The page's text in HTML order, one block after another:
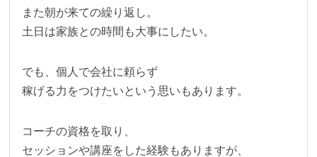
また朝が来ての繰り返し。
土日は家族との時間も大事にしたい。
でも、個人で会社に頼らず
稼げる力をつけたいという思いもあります。
コーチの資格を取り、
セッションや講座をした経験もありますが、